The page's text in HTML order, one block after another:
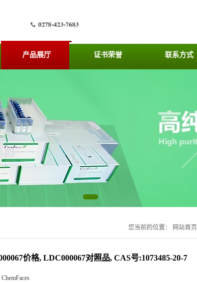
产品展厅 证书荣誉 联系方式
您当前的位置： 网站首页
价格, LDC000067对照品, CAS号:1073485-20-7
ChemFaces